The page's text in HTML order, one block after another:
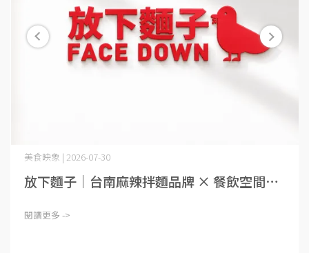
美食映象 | 2026-07-30
放下麵子｜台南麻辣拌麵品牌 × 餐飲空間⋯
閱讀更多 ->